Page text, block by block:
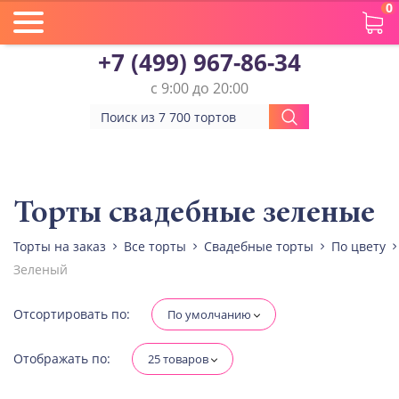
0
+7 (499) 967-86-34
с 9:00 до 20:00
Количество ярусов
При выборе яруса вес изменится
Разные начинки для ярусов
Торты свадебные зеленые
Торты на заказ Все торты Свадебные торты
По цвету
Зеленый
Отсортировать по: По умолчанию
Отображать по: 25 товаров